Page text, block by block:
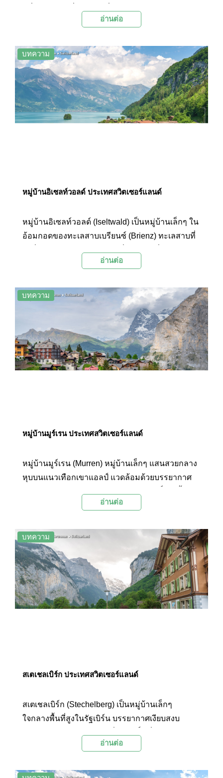
แลนด์ โดยเป็นเมืองทางผ่านที่จะขึ้นไปยังยอดเขา
อ่านต่อ
บทความ
หมู่บ้านอิเซลท์วอลด์ ประเทศสวิตเซอร์แลนด์
หมู่บ้านอิเซลท์วอลด์ (Iseltwald) เป็นหมู่บ้านเล็กๆ ใน
อ้อมกอดของทะเลสาบเบรียนซ์ (Brienz) ทะเลสาบที่
สวิตเซอร์แลนด์ และยังเป็นโลเคชันที่ใช้ถ่ายทำซีรีส์
อ่านต่อ
บทความ
หมู่บ้านมูร์เรน ประเทศสวิตเซอร์แลนด์
หมู่บ้านมูร์เรน (Murren) หมู่บ้านเล็กๆ แสนสวยกลาง
หุบบนแนวเทือกเขาแอลป์ แวดล้อมด้วยบรรยากาศ
ทางผ่านที่จะขึ้นไปยังยอดเขาชิลธอร์น (Schillthorn)
มาเยือนจะต้องหลงรักในมนต์เสน่ห์ของบ้านเรือน
แบบสวิสชาเลต์ท่ามกลางอ้อมกอดของขุนเขา
อ่านต่อ
บทความ
สเตเชลเบิร์ก ประเทศสวิตเซอร์แลนด์
สเตเชลเบิร์ก (Stechelberg) เป็นหมู่บ้านเล็กๆ
ใจกลางพื้นที่สูงในรัฐเบิร์น บรรยากาศเงียบสงบ
ฐานะที่เป็นจุดเริ่มต้นสำหรับการนั่งกระเช้าขึ้นสู่ยอด
อ่านต่อ